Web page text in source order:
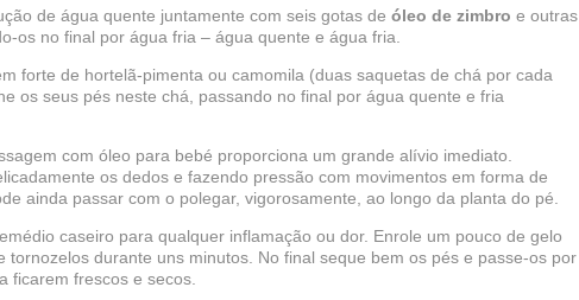
de água quente juntamente com seis gotas de óleo de zimbro e outras
os no final por água fria – água quente e água fria.
forte de hortelã-pimenta ou camomila (duas saquetas de chá por cada
os seus pés neste chá, passando no final por água quente e fria
com óleo para bebé proporciona um grande alívio imediato.
os dedos e fazendo pressão com movimentos em forma de
ainda passar com o polegar, vigorosamente, ao longo da planta do pé.
caseiro para qualquer inflamação ou dor. Enrole um pouco de gelo
tornozelos durante uns minutos. No final seque bem os pés e passe-os por
ficarem frescos e secos.